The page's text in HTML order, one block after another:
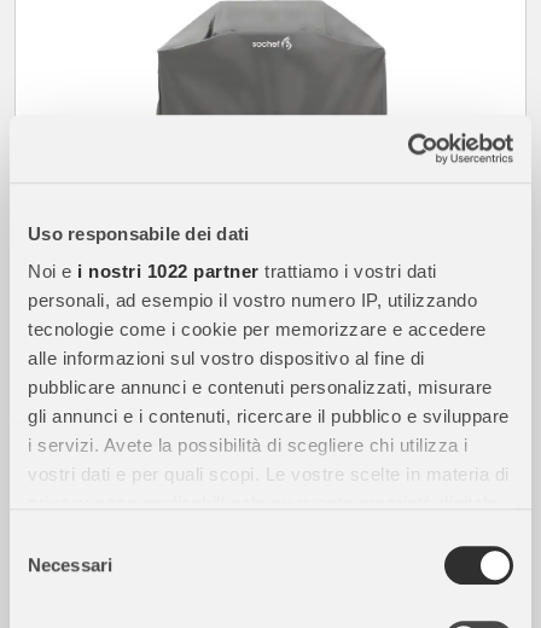
Uso responsabile dei dati
Noi e i nostri 1022 partner trattiamo i vostri dati
personali, ad esempio il vostro numero IP, utilizzando
tecnologie come i cookie per memorizzare e accedere
alle informazioni sul vostro dispositivo al fine di
pubblicare annunci e contenuti personalizzati, misurare
gli annunci e i contenuti, ricercare il pubblico e sviluppare
i servizi. Avete la possibilità di scegliere chi utilizza i
vostri dati e per quali scopi. Le vostre scelte in materia di
modificare o revocare il proprio consenso in qualsiasi
momento dalla Dichiarazione sui cookie o facendo clic
delNecessari
29,00
disponibile
SOCHEF
Custodia Barbecue Grigio Misura L – Copertura
Impermeabile BBQ Sochef
SPEDIZIONE GRATUITA